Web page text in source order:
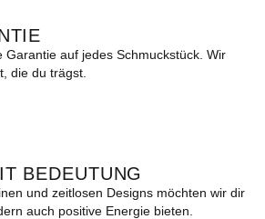
Garantie auf jedes Schmuckstück. Wir
die du trägst.
BEDEUTUNG
und zeitlosen Designs möchten wir dir
auch positive Energie bieten.